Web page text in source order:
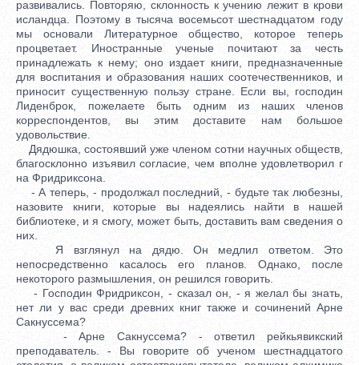
развивались. Повторяю, склонность к учению лежит в крови
исландца. Поэтому в тысяча восемьсот шестнадцатом году
мы основали Литературное общество, которое теперь
процветает. Иностранные ученые почитают за честь
принадлежать к нему; оно издает книги, предназначенные
для воспитания и образования наших соотечественников, и
приносит существенную пользу стране. Если вы, господин
Лиденброк, пожелаете быть одним из наших членов
корреспондентов, вы этим доставите нам большое
удовольствие.
Дядюшка, состоявший уже членом сотни научных обществ,
благосклонно изъявил согласие, чем вполне удовлетворил г
на Фридриксона.
- А теперь, - продолжал последний, - будьте так любезны,
назовите книги, которые вы надеялись найти в нашей
библиотеке, и я смогу, может быть, доставить вам сведения о
них.
Я взглянул на дядю. Он медлил ответом. Это
непосредственно касалось его планов. Однако, после
некоторого размышления, он решился говорить.
- Господин Фридриксон, - сказал он, - я желал бы знать,
нет ли у вас среди древних книг также и сочинений Арне
Сакнуссема?
- Арне Сакнуссема? - ответил рейкьявикский
преподаватель. - Вы говорите об ученом шестнадцатого